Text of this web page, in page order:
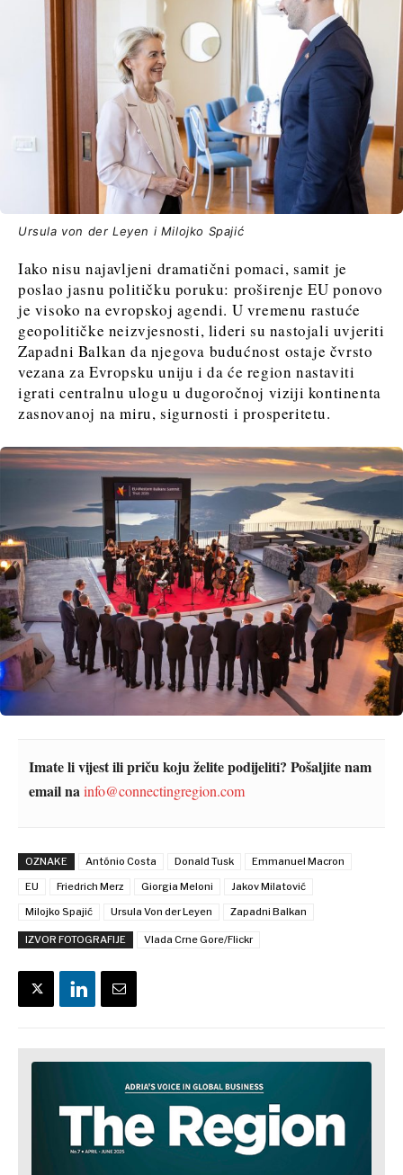
Ursula von der Leyen i Milojko Spajić
Iako nisu najavljeni dramatični pomaci, samit je
poslao jasnu političku poruku: proširenje EU ponovo
je visoko na evropskoj agendi. U vremenu rastuće
geopolitičke neizvjesnosti, lideri su nastojali uvjeriti
Zapadni Balkan da njegova budućnost ostaje čvrsto
vezana za Evropsku uniju i da će region nastaviti
igrati centralnu ulogu u dugoročnoj viziji kontinenta
zasnovanoj na miru, sigurnosti i prosperitetu.
Imate li vijest ili priču koju želite podijeliti? Pošaljite nam
email nainfo@connectingregion.com
OZNAKE António Costa Donald Tusk
Emmanuel Macron
EU
Friedrich Merz Giorgia Meloni
Jakov Milatović
Milojko Spajić
Ursula Von der Leyen Zapadni Balkan
IZVOR FOTOGRAFIJE Vlada Crne Gore/Flickr